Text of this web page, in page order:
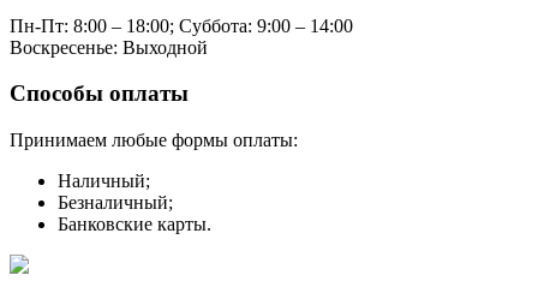
Пн-Пт: 8:00 – 18:00; Суббота: 9:00 – 14:00
Воскресенье: Выходной
Способы оплаты
Принимаем любые формы оплаты:
Наличный;
Безналичный;
Банковские карты.